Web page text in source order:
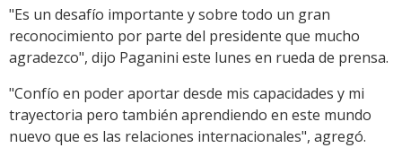
"Es un desafío importante y sobre todo un gran
reconocimiento por parte del presidente que mucho
agradezco", dijo Paganini este lunes en rueda de prensa.
"Confío en poder aportar desde mis capacidades y mi
trayectoria pero también aprendiendo en este mundo
nuevo que es las relaciones internacionales", agregó.